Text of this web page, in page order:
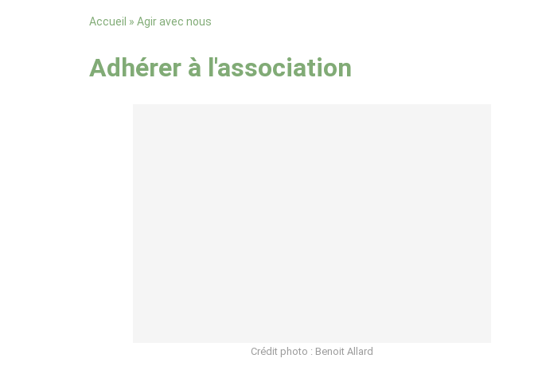
Accueil » Agir avec nous
Adhérer à l'association
Crédit photo : Benoit Allard